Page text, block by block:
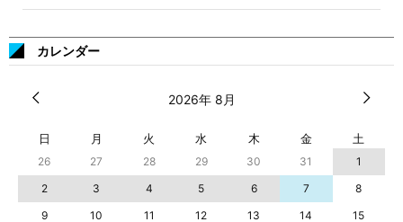
カレンダー
2026年 8月
日 月 火 水 木 金 土
26 27 28 29 30 31
1
2
3 4 5 6 7
8
9
10 11 12 13 14
15